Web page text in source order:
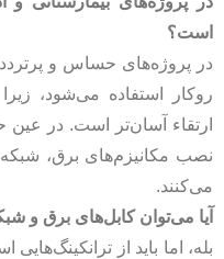
است؟
در پروژه‌های حساس و پرتردد
روکار استفاده می‌شود،
ارتقاء آسان‌تر است. در عین
نصب مکانیزم‌های برق، شبکه
می‌کنند.
آیا می‌توان کابل‌های برق و
بله، اما باید از